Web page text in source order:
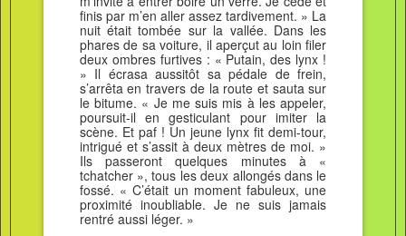
finis par m’en aller assez tardivement. » La
nuit était tombée sur la vallée. Dans les
phares de sa voiture, il aperçut au loin filer
deux ombres furtives : « Putain, des lynx !
» Il écrasa aussitôt sa pédale de frein,
s’arrêta en travers de la route et sauta sur
le bitume. « Je me suis mis à les appeler,
poursuit-il en gesticulant pour imiter la
scène. Et paf ! Un jeune lynx fit demi-tour,
intrigué et s’assit à deux mètres de moi. »
Ils passeront quelques minutes à «
tchatcher », tous les deux allongés dans le
fossé. « C’était un moment fabuleux, une
proximité inoubliable. Je ne suis jamais
rentré aussi léger. »